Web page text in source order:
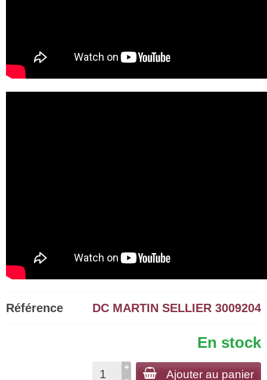
Référence DC MARTIN SELLIER 3009204
En stock
Ajouter au panier